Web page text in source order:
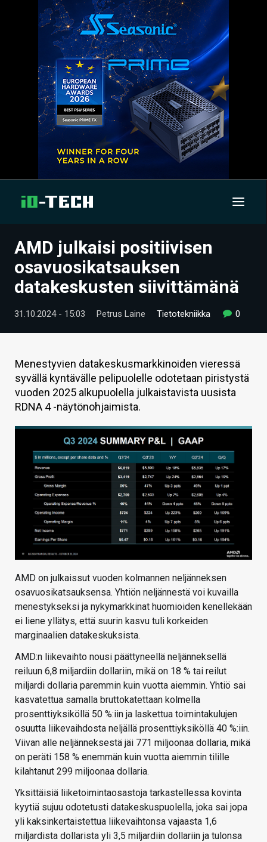
UUTISET
ARTIKKELIT
VIDEOT
TECHBBS
TIETOA
HINTA.FI
KAUPPA
VAIHDA TEEMA
HAKU
AMD julkaisi positiivisen
osavuosikatsauksen
datakeskusten siivittämänä
31.10.2024 - 15:03 Petrus Laine Tietotekniikka 0
Menestyvien datakeskusmarkkinoiden vieressä
syvällä kyntävälle pelipuolelle odotetaan piristystä
vuoden 2025 alkupuolella julkaistavista uusista
RDNA 4 -näytönohjaimista.
AMD on julkaissut vuoden kolmannen neljänneksen
osavuosikatsauksensa. Yhtiön neljännestä voi kuvailla
menestykseksi ja nykymarkkinat huomioiden kenellekään
ei liene yllätys, että suurin kasvu tuli korkeiden
marginaalien datakeskuksista.
AMD:n liikevaihto nousi päättyneellä neljänneksellä
reiluun 6,8 miljardiin dollariin, mikä on 18 % tai reilut
miljardi dollaria paremmin kuin vuotta aiemmin. Yhtiö sai
kasvatettua samalla bruttokatettaan kolmella
prosenttiyksiköllä 50 %:iin ja laskettua toimintakulujen
osuutta liikevaihdosta neljällä prosenttiyksiköllä 40 %:iin.
Viivan alle neljänneksestä jäi 771 miljoonaa dollaria, mikä
on peräti 158 % enemmän kuin vuotta aiemmin tilille
kilahtanut 299 miljoonaa dollaria.
Yksittäisiä liiketoimintaosastoja tarkastellessa kovinta
kyytiä sujuu odotetusti datakeskuspuolella, joka sai jopa
yli kaksinkertaistettua liikevaihtonsa vajaasta 1,6
miljardista dollarista yli 3,5 miljardiin dollariin ja tulonsa